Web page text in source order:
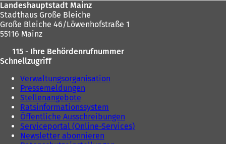
Landeshauptstadt Mainz
Stadthaus Große Bleiche
Große Bleiche 46/Löwenhofstraße 1
55116 Mainz
115 - Ihre Behördenrufnummer
Schnellzugriff
Verwaltungsorganisation
Pressemeldungen
Stellenangebote
Ratsinformationssystem
Öffentliche Ausschreibungen
Serviceportal (Online-Services)
Newsletter abonnieren